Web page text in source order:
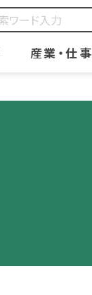
産業・仕事